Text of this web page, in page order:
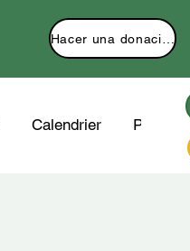
Hacer una donación
Calendrier Plus